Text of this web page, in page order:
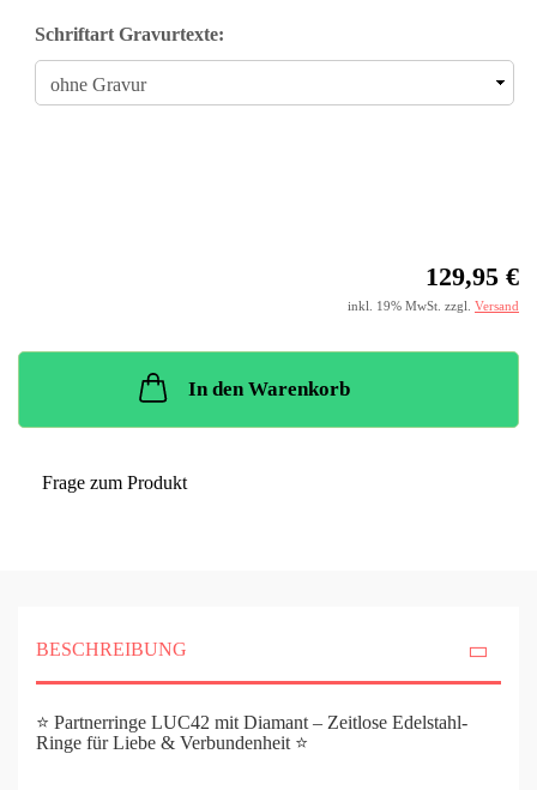
Schriftart Gravurtexte:
129,95 €
inkl. 19% MwSt. zzgl. Versand
In den Warenkorb
Frage zum Produkt
BESCHREIBUNG
⭐ Partnerringe LUC42 mit Diamant – Zeitlose Edelstahl-
Ringe für Liebe & Verbundenheit ⭐